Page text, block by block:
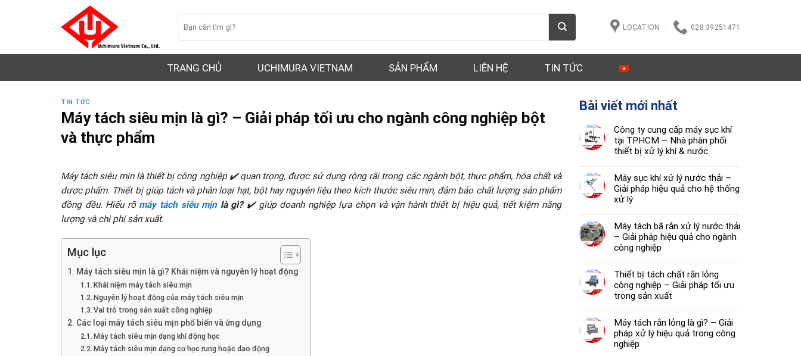
for:
LOCATION 028 39251471
TRANG CHỦ UCHIMURA VIETNAM SẢN PHẨM LIÊN HỆ TIN TỨC
TIN TỨC
Máy tách siêu mịn là gì? – Giải pháp tối ưu cho ngành công nghiệp bột
và thực phẩm
Máy tách siêu mịn là thiết bị công nghiệp ✔️ quan trọng, được sử dụng rộng rãi trong các ngành bột, thực phẩm, hóa chất và
dược phẩm. Thiết bị giúp tách và phân loại hạt, bột hay nguyên liệu theo kích thước siêu mịn, đảm bảo chất lượng sản phẩm
đồng đều. Hiểu rõ máy tách siêu mịnlà gì?✔️ giúp doanh nghiệp lựa chọn và vận hành thiết bị hiệu quả, tiết kiệm năng
lượng và chi phí sản xuất.
Mục lục
Máy tách siêu mịn là gì? Khái niệm và nguyên lý hoạt động
Khái niệm máy tách siêu mịn
Nguyên lý hoạt động của máy tách siêu mịn
Vai trò trong sản xuất công nghiệp
Các loại máy tách siêu mịn phổ biến và ứng dụng
Máy tách siêu mịn dạng khí động học
Máy tách siêu mịn dạng cơ học rung hoặc dao động
Bài viết mới nhất
Công ty cung cấp máy sục khí
tại TPHCM – Nhà phân phối
thiết bị xử lý khí & nước
Máy sục khí xử lý nước thải –
Giải pháp hiệu quả cho hệ thống
xử lý
Máy tách bã rắn xử lý nước thải
– Giải pháp hiệu quả cho ngành
công nghiệp
Thiết bị tách chất rắn lỏng
công nghiệp – Giải pháp tối ưu
trong sản xuất
Máy tách rắn lỏng là gì? – Giải
pháp xử lý hiệu quả trong công
nghiệp